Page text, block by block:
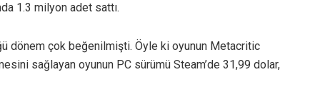
1.3 milyon adet sattı.
dönem çok beğenilmişti. Öyle ki oyunun Metacritic
sağlayan oyunun PC sürümü Steam’de 31,99 dolar,